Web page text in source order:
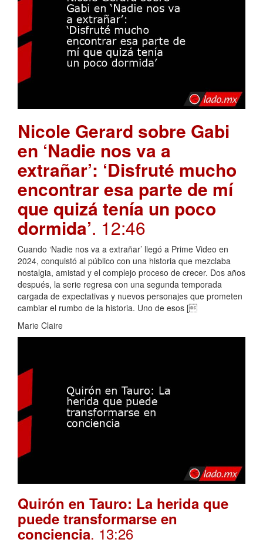
Nicole Gerard sobre Gabi
en ‘Nadie nos va a
extrañar’: ‘Disfruté mucho
encontrar esa parte de mí
que quizá tenía un poco
dormida’. 12:46
Cuando ‘Nadie nos va a extrañar’ llegó a Prime Video en
2024, conquistó al público con una historia que mezclaba
nostalgia, amistad y el complejo proceso de crecer. Dos años
después, la serie regresa con una segunda temporada
cargada de expectativas y nuevos personajes que prometen
cambiar el rumbo de la historia. Uno de esos [
Marie Claire
Quirón en Tauro: La herida que
puede transformarse en
conciencia. 13:26